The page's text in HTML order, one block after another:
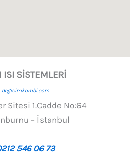
ISI SİSTEMLERİ
degisimkombi.com
Sitesi 1.Cadde No:64
– İstanbul
546 06 73